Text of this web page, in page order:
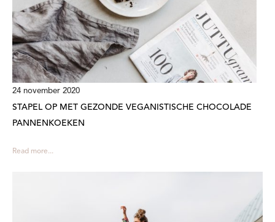
24 november 2020
STAPEL OP MET GEZONDE VEGANISTISCHE CHOCOLADE
PANNENKOEKEN
Read more...